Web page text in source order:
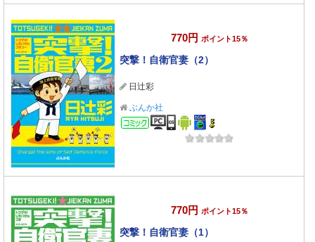
770円 ポイント15％
突撃！自衛官妻（2）
日辻彩
ぶんか社
コミック
770円 ポイント15％
突撃！自衛官妻（1）